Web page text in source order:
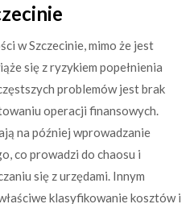
w Szczecinie, mimo że jest
się z ryzykiem popełnienia
problemów jest brak
operacji finansowych.
na później wprowadzanie
co prowadzi do chaosu i
się z urzędami. Innym
klasyfikowanie kosztów i